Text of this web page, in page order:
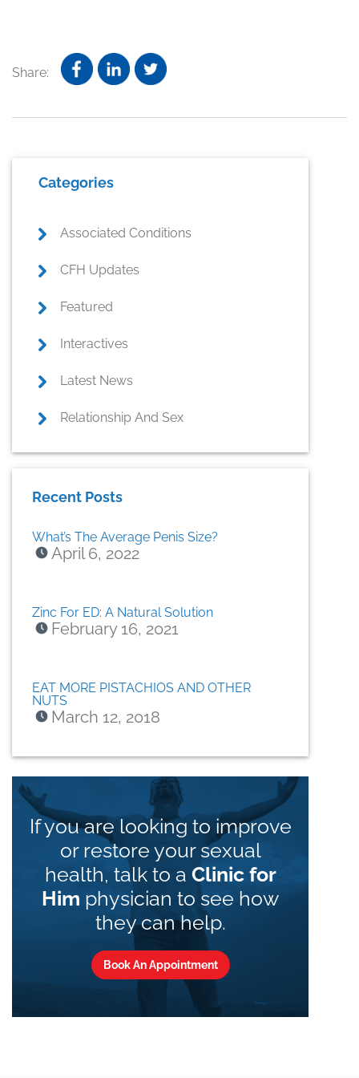
Share:
Sidebar
Categories
Associated Conditions
CFH Updates
Featured
Interactives
Latest News
Relationship And Sex
Recent Posts
What’s The Average Penis Size?
April 6, 2022
Zinc For ED: A Natural Solution
February 16, 2021
EAT MORE PISTACHIOS AND OTHER
NUTS
March 12, 2018
If you are looking to improve
or restore your sexual
health, talk to a Clinic for
Him physician to see how
they can help.
Book An Appointment